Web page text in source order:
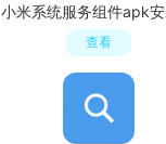
小米系统服务组件apk
查看